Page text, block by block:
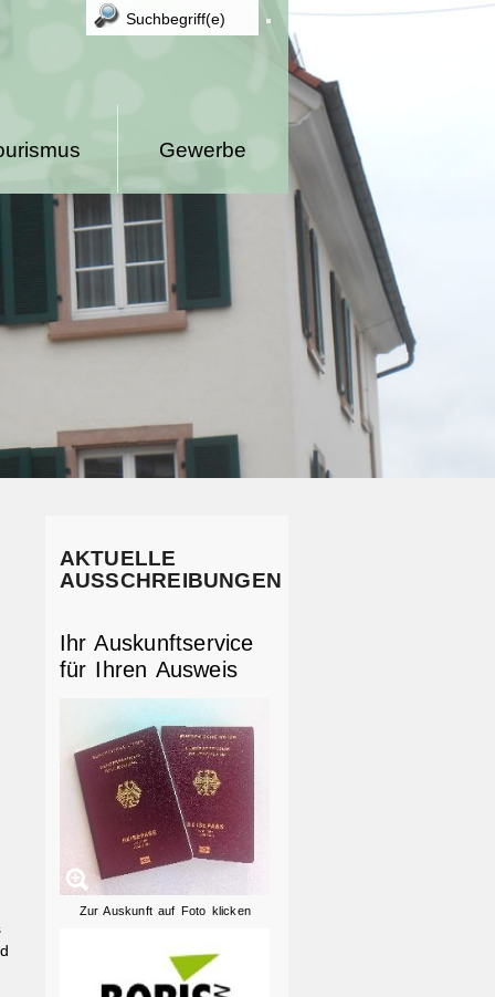
Gewerbe
AKTUELLE
AUSSCHREIBUNGEN
Ihr Auskunftservice
für Ihren Ausweis
Zur Auskunft auf Foto klicken